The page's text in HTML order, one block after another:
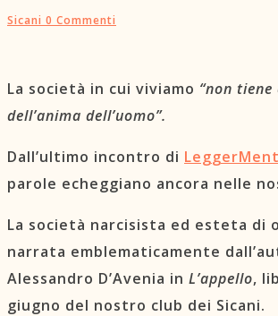
Sicani 0 Commenti
La società in cui viviamo “non
dell’anima dell’uomo”.
Dall’ultimo incontro di Leg
parole echeggiano ancora nelle
La società narcisista ed esteta di
narrata emblematicamente
Alessandro D’Avenia in L’appello,
giugno del nostro club dei Sicani.